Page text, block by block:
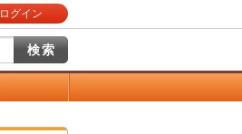
ログイン